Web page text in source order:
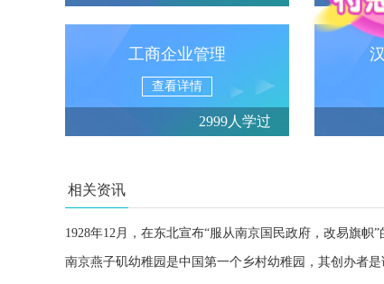
工商企业管理
查看详情
2999人学过
相关资讯
南京燕子矶幼稚园是中国第一个乡村幼稚园，其创办者是